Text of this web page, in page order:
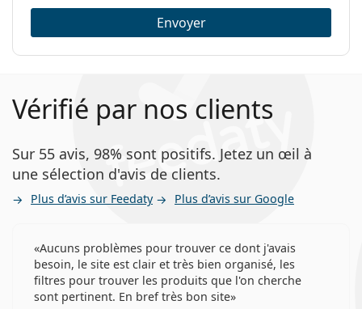
Envoyer
Vérifié par nos clients
Sur 55 avis, 98% sont positifs. Jetez un œil à
une sélection d'avis de clients.
Plus d’avis sur Feedaty Plus d’avis sur Google
Aucuns problèmes pour trouver ce dont j'avais
besoin, le site est clair et très bien organisé, les
filtres pour trouver les produits que l'on cherche
sont pertinent. En bref très bon site